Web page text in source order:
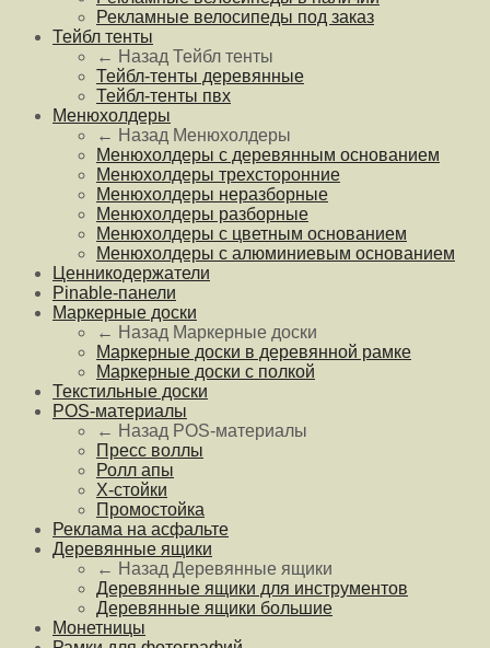
Рекламные велосипеды под заказ
Тейбл тенты
← Назад Тейбл тенты
Тейбл-тенты деревянные
Тейбл-тенты пвх
Менюхолдеры
← Назад Менюхолдеры
Менюхолдеры с деревянным основанием
Менюхолдеры трехсторонние
Менюхолдеры неразборные
Менюхолдеры разборные
Менюхолдеры с цветным основанием
Менюхолдеры с алюминиевым основанием
Ценникодержатели
Pinable-панели
Маркерные доски
← Назад Маркерные доски
Маркерные доски в деревянной рамке
Маркерные доски с полкой
Текстильные доски
POS-материалы
← Назад POS-материалы
Пресс воллы
Ролл апы
Х-стойки
Промостойка
Реклама на асфальте
Деревянные ящики
← Назад Деревянные ящики
Деревянные ящики для инструментов
Деревянные ящики большие
Монетницы